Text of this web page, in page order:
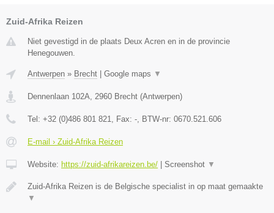
Zuid-Afrika Reizen
Niet gevestigd in de plaats Deux Acren en in de provincie
Henegouwen.
Antwerpen » Brecht | Google maps ▼
Dennenlaan 102A 2960 Brecht (Antwerpen)
Tel: +32 (0)486 801 821 , Fax: - , BTW-nr: 0670.521.606
E-mail › Zuid-Afrika Reizen
Website: https://zuid-afrikareizen.be/ | Screenshot ▼
Zuid-Afrika Reizen is de Belgische specialist in op maat gemaakte
▼